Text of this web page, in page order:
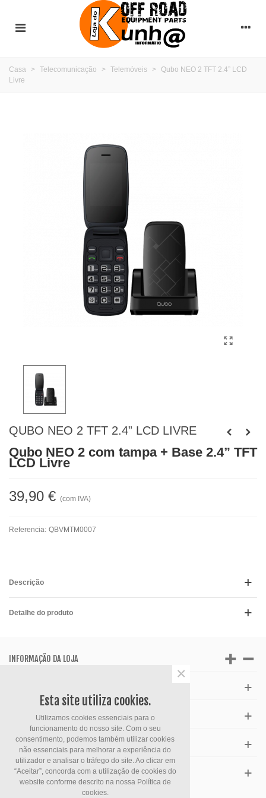
Casa > Telecomunicação > Telemóveis > Qubo NEO 2 TFT 2.4” LCD
Livre
QUBO NEO 2 TFT 2.4” LCD LIVRE
Qubo NEO 2 com tampa + Base 2.4” TFT
LCD Livre
39,90 € (com IVA)
Referencia: QBVMTM0007
Descrição
Detalhe do produto
INFORMAÇÃO DA LOJA
HORÁRIO
FACEBOOK
ESPECIAIS
Esta site utiliza cookies.
Utilizamos cookies essenciais para o
funcionamento do nosso site. Com o seu
consentimento, podemos também utilizar cookies
não essenciais para melhorar a experiência do
utilizador e analisar o tráfego do site. Ao clicar em
“Aceitar”, concorda com a utilização de cookies do
website conforme descrito na nossa Política de
cookies.
×